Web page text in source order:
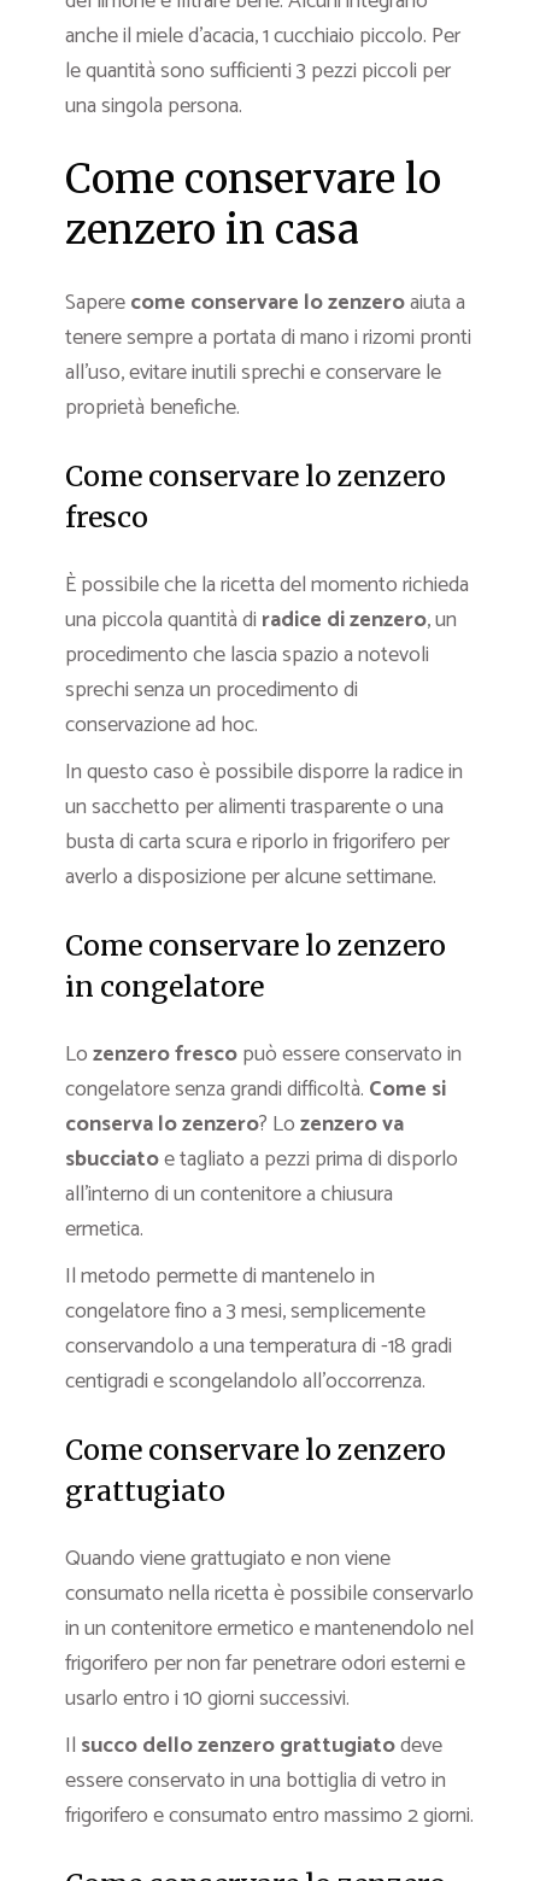
anche il miele d’acacia, 1 cucchiaio piccolo. Per
le quantità sono sufficienti 3 pezzi piccoli per
una singola persona.
Come conservare lo
zenzero in casa
Saperecome conservare lo zenzeroaiuta a
tenere sempre a portata di mano i rizomi pronti
all’uso, evitare inutili sprechi e conservare le
proprietà benefiche.
Come conservare lo zenzero
fresco
È possibile che la ricetta del momento richieda
una piccola quantità di radice di zenzero, un
procedimento che lascia spazio a notevoli
sprechi senza un procedimento di
conservazione ad hoc.
In questo caso è possibile disporre la radice in
un sacchetto per alimenti trasparente o una
busta di carta scura e riporlo in frigorifero per
averlo a disposizione per alcune settimane.
Come conservare lo zenzero
in congelatore
Lozenzero frescopuò essere conservato in
congelatore senza grandi difficoltà. Come si
conserva lo zenzero? Lozenzero va
sbucciatoe tagliato a pezzi prima di disporlo
all’interno di un contenitore a chiusura
ermetica.
Il metodo permette di mantenelo in
congelatore fino a 3 mesi, semplicemente
conservandolo a una temperatura di -18 gradi
centigradi e scongelandolo all’occorrenza.
Come conservare lo zenzero
grattugiato
Quando viene grattugiato e non viene
consumato nella ricetta è possibile conservarlo
in un contenitore ermetico e mantenendolo nel
frigorifero per non far penetrare odori esterni e
usarlo entro i 10 giorni successivi.
Il succo dello zenzero grattugiatodeve
essere conservato in una bottiglia di vetro in
frigorifero e consumato entro massimo 2 giorni.